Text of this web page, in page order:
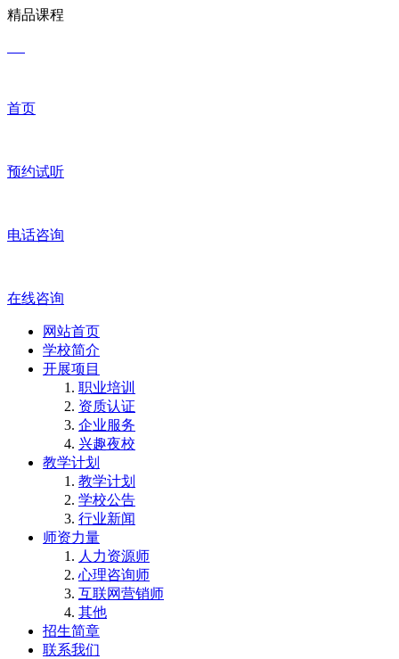
精品课程
首页
预约试听
电话咨询
在线咨询
网站首页
学校简介
开展项目
职业培训
资质认证
企业服务
兴趣夜校
教学计划
教学计划
学校公告
行业新闻
师资力量
人力资源师
心理咨询师
互联网营销师
其他
招生简章
联系我们